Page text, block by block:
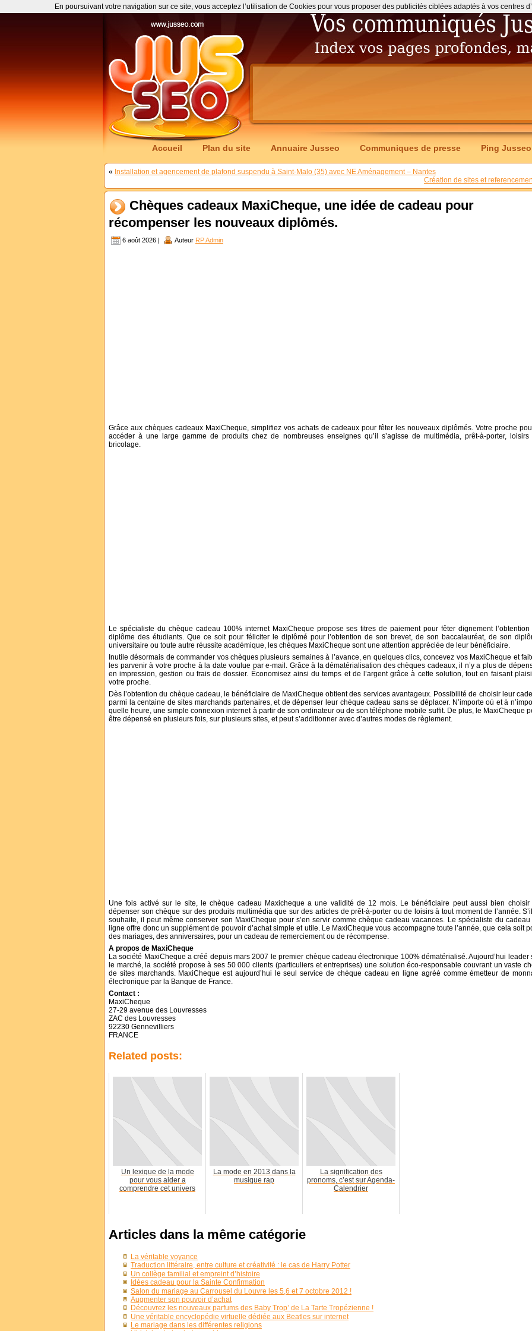
Accueil Plan du site Annuaire Jusseo Communiques de presse Ping Jusseo
« Installation et agencement de plafond suspendu à Saint-Malo (35) avec NE Aménagement – Nantes
Création de sites et
Chèques cadeaux MaxiCheque, une idée de cadeau pour
récompenser les nouveaux diplômés.
6 août 2026 | Auteur RP Admin
Grâce aux chèques cadeaux MaxiCheque, simplifiez vos achats de cadeaux pour fêter les nouveaux diplômés. Votre proche
accéder à une large gamme de produits chez de nombreuses enseignes qu’il s’agisse de multimédia, prêt-à-porter, loisirs
bricolage.
Le spécialiste du chèque cadeau 100% internet MaxiCheque propose ses titres de paiement pour fêter dignement l’obtention
diplôme des étudiants. Que ce soit pour féliciter le diplômé pour l’obtention de son brevet, de son baccalauréat, de son
universitaire ou toute autre réussite académique, les chèques MaxiCheque sont une attention appréciée de leur bénéficiaire.
Inutile désormais de commander vos chèques plusieurs semaines à l’avance, en quelques clics, concevez vos MaxiCheque et
les parvenir à votre proche à la date voulue par e-mail. Grâce à la dématérialisation des chèques cadeaux, il n’y a plus de
en impression, gestion ou frais de dossier. Économisez ainsi du temps et de l’argent grâce à cette solution, tout en faisant
votre proche.
Dès l’obtention du chèque cadeau, le bénéficiaire de MaxiCheque obtient des services avantageux. Possibilité de choisir leur
parmi la centaine de sites marchands partenaires, et de dépenser leur chèque cadeau sans se déplacer. N’importe où et à
quelle heure, une simple connexion internet à partir de son ordinateur ou de son téléphone mobile suffit. De plus, le MaxiCheque
être dépensé en plusieurs fois, sur plusieurs sites, et peut s’additionner avec d’autres modes de règlement.
Une fois activé sur le site, le chèque cadeau Maxicheque a une validité de 12 mois. Le bénéficiaire peut aussi bien choisir
dépenser son chèque sur des produits multimédia que sur des articles de prêt-à-porter ou de loisirs à tout moment de l’année.
souhaite, il peut même conserver son MaxiCheque pour s’en servir comme chèque cadeau vacances. Le spécialiste du cadeau
ligne offre donc un supplément de pouvoir d’achat simple et utile. Le MaxiCheque vous accompagne toute l’année, que cela soit
des mariages, des anniversaires, pour un cadeau de remerciement ou de récompense.
A propos de MaxiCheque
La société MaxiCheque a créé depuis mars 2007 le premier chèque cadeau électronique 100% dématérialisé. Aujourd’hui leader
le marché, la société propose à ses 50 000 clients (particuliers et entreprises) une solution éco-responsable couvrant un vaste
de sites marchands. MaxiCheque est aujourd’hui le seul service de chèque cadeau en ligne agréé comme émetteur de
électronique par la Banque de France.
Contact :
MaxiCheque
27-29 avenue des Louvresses
ZAC des Louvresses
92230 Gennevilliers
FRANCE
Related posts:
Un lexique de la mode
pour vous aider a
comprendre cet univers
La mode en 2013 dans la
musique rap
La signification des
pronoms, c’est sur Agenda-
Calendrier
Articles dans la même catégorie
La véritable voyance
Traduction littéraire, entre culture et créativité : le cas de Harry Potter
Un collège familial et empreint d’histoire
Idées cadeau pour la Sainte Confirmation
Salon du mariage au Carrousel du Louvre les 5,6 et 7 octobre 2012 !
Augmenter son pouvoir d’achat
Découvrez les nouveaux parfums des Baby Trop’ de La Tarte Tropézienne !
Une véritable encyclopédie virtuelle dédiée aux Beatles sur internet
Le mariage dans les différentes religions
En poursuivant votre navigation sur ce site, vous acceptez l’utilisation de Cookies pour vous proposer des publicités ciblées adaptés à vos centres